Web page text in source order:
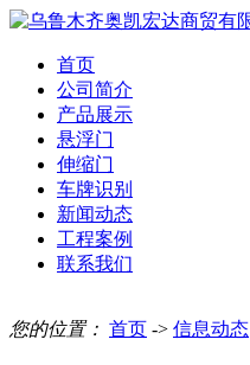
首页
公司简介
产品展示
悬浮门
伸缩门
车牌识别
新闻动态
工程案例
联系我们
您的位置： 首页 -> 信息动态